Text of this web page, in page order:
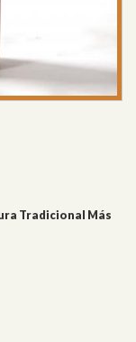
Tradicional Más